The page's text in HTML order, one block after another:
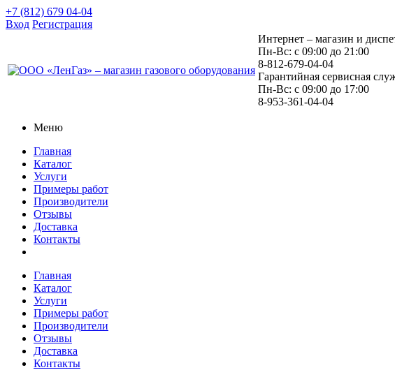
+7 (812) 679 04-04
Вход Регистрация
Интернет – магазин и
Пн-Вс: с 09:00 до 21:00
8-812-679-04-04
Гарантийная сервисная
Пн-Вс: с 09:00 до 17:00
8-953-361-04-04
Меню
Главная
Каталог
Услуги
Примеры работ
Производители
Отзывы
Доставка
Контакты
Главная
Каталог
Услуги
Примеры работ
Производители
Отзывы
Доставка
Контакты